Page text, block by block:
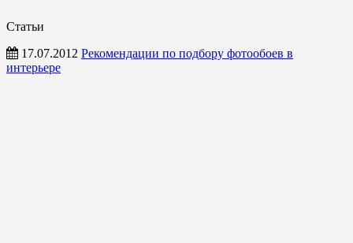
Статьи
17.07.2012 Рекомендации по подбору фотообоев в
интерьере